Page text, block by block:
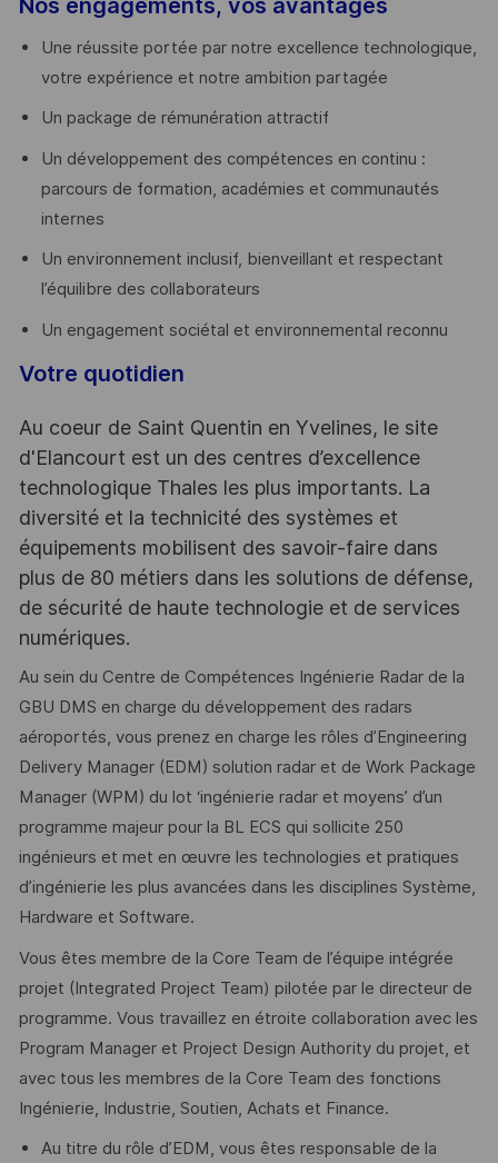
Nos engagements, vos avantages
Une réussite portée par notre excellence technologique,
votre expérience et notre ambition partagée
Un package de rémunération attractif
Un développement des compétences en continu :
parcours de formation, académies et communautés
internes
Un environnement inclusif, bienveillant et respectant
l’équilibre des collaborateurs
Un engagement sociétal et environnemental reconnu
Votre quotidien
Au coeur de Saint Quentin en Yvelines, le site
d'Elancourt est un des centres d’excellence
technologique Thales les plus importants. La
diversité et la technicité des systèmes et
équipements mobilisent des savoir-faire dans
plus de 80 métiers dans les solutions de défense,
de sécurité de haute technologie et de services
numériques.
Au sein du Centre de Compétences Ingénierie Radar de la
GBU DMS en charge du développement des radars
aéroportés, vous prenez en charge les rôles d’Engineering
Delivery Manager (EDM) solution radar et de Work Package
Manager (WPM) du lot ‘ingénierie radar et moyens’ d’un
programme majeur pour la BL ECS qui sollicite 250
ingénieurs et met en œuvre les technologies et pratiques
d’ingénierie les plus avancées dans les disciplines Système,
Hardware et Software.
Vous êtes membre de la Core Team de l’équipe intégrée
projet (Integrated Project Team) pilotée par le directeur de
programme. Vous travaillez en étroite collaboration avec les
Program Manager et Project Design Authority du projet, et
avec tous les membres de la Core Team des fonctions
Ingénierie, Industrie, Soutien, Achats et Finance.
Au titre du rôle d’EDM, vous êtes responsable de la